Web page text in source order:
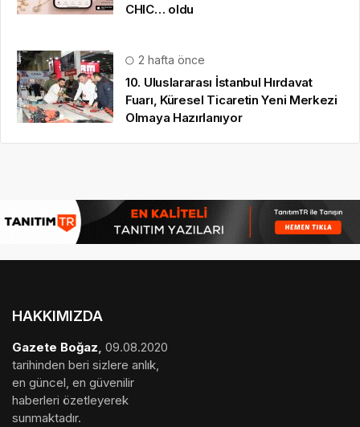
CHIC… oldu
2 hafta önce
10. Uluslararası İstanbul Hırdavat
Fuarı, Küresel Ticaretin Yeni Merkezi
Olmaya Hazırlanıyor
HAKKIMIZDA
Gazete Boğaz, 09.08.2020
tarihinden beri sizlere anlık,
en güncel, en güvenilir
haberleri özetleyerek
sunmaktadır.